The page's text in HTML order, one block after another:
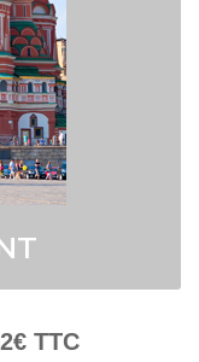
> 180 crédits / mois
devis au choix / mois
€ TTC